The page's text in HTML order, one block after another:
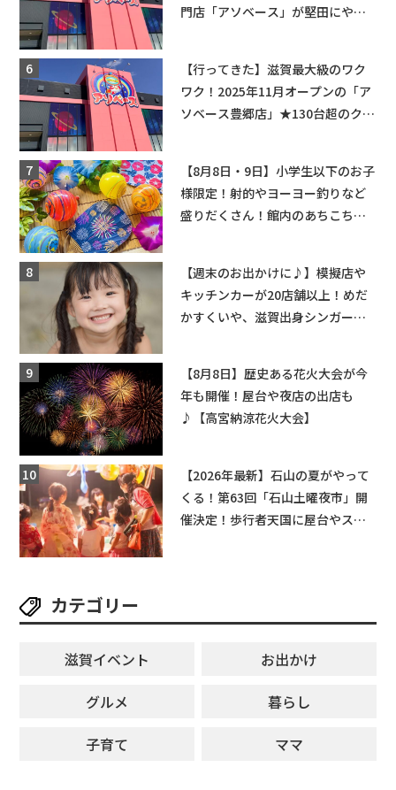
門店「アソベース」が堅田にやっ
【行ってきた】滋賀最大級のワク
ワク！2025年11月オープンの「ア
ソベース豊郷店」★130台超のクレ
【8月8日・9日】小学生以下のお子
様限定！射的やヨーヨー釣りなど
盛りだくさん！館内のあちこちに
【週末のお出かけに♪】模擬店や
キッチンカーが20店舗以上！めだ
かすくいや、滋賀出身シンガーソ
【8月8日】歴史ある花火大会が今
年も開催！屋台や夜店の出店も
♪【高宮納涼花火大会】
【2026年最新】石山の夏がやって
くる！第63回「石山土曜夜市」開
催決定！歩行者天国に屋台やステ
カテゴリー
滋賀イベント
お出かけ
グルメ
暮らし
子育て
ママ